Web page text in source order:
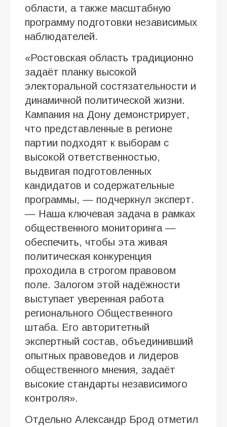
области, а также масштабную
программу подготовки независимых
наблюдателей.
«Ростовская область традиционно
задаёт планку высокой
электоральной состязательности и
динамичной политической жизни.
Кампания на Дону демонстрирует,
что представленные в регионе
партии подходят к выборам с
высокой ответственностью,
выдвигая подготовленных
кандидатов и содержательные
программы, — подчеркнул эксперт.
— Наша ключевая задача в рамках
общественного мониторинга —
обеспечить, чтобы эта живая
политическая конкуренция
проходила в строгом правовом
поле. Залогом этой надёжности
выступает уверенная работа
регионального Общественного
штаба. Его авторитетный
экспертный состав, объединивший
опытных правоведов и лидеров
общественного мнения, задаёт
высокие стандарты независимого
контроля».
Отдельно Александр Брод отметил